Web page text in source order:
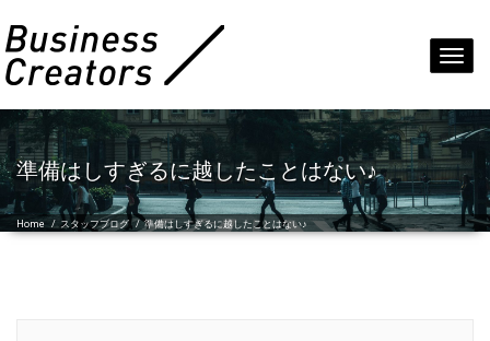
準備はしすぎるに越したことはない♪
Home / スタッフブログ /準備はしすぎるに越したことはない♪